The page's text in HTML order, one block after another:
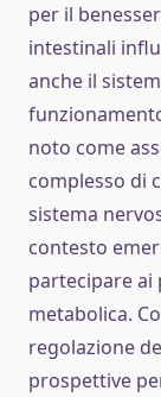
per il
intestinali
anche il
noto come
complesso di
sistema
contesto
partecipare ai
metabolica.
regolazione
prospettive